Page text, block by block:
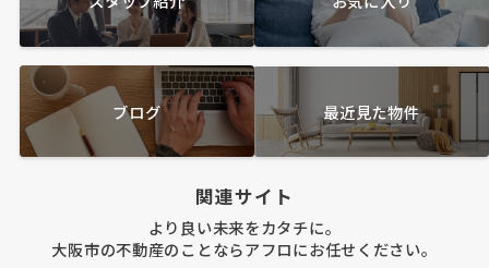
ブログ 最近見た物件
関連サイト
より良い未来をカタチに。
大阪市の不動産のことならアフロにお任せください。